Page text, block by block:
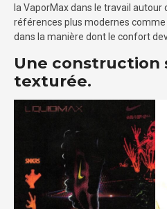
la VaporMax dans le travail autour
références plus modernes comme
dans la manière dont le confort
Une construction
texturée.